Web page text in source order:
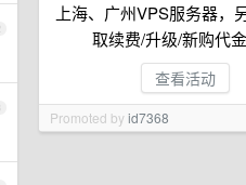
上海、广州VPS服务器，
取续费/升级/新购代金
查看活动
Promoted byid7368